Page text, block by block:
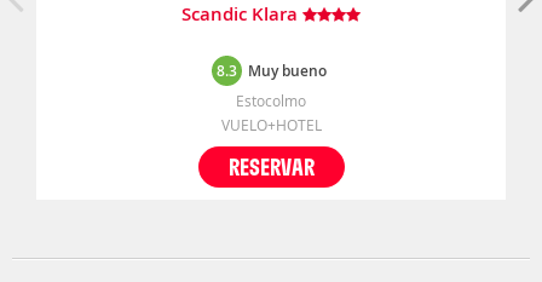
Scandic Klara
8.3 Muy bueno
Estocolmo
VUELO+HOTEL
RESERVAR